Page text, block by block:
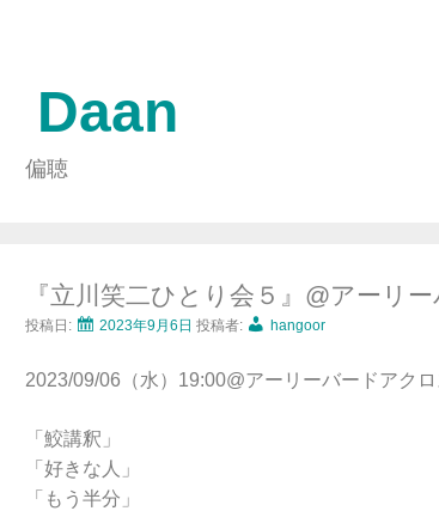
Daan
偏聴
『立川笑二ひとり会５』@アーリ
投稿日: 2023年9月6日 投稿者: hangoor
2023/09/06（水）19:00@アーリーバードアクロ
「鮫講釈」
「好きな人」
「もう半分」